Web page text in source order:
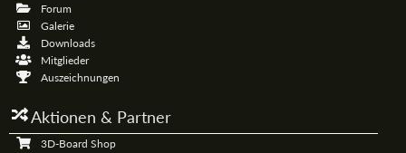
Forum
Galerie
Downloads
Mitglieder
Auszeichnungen
Aktionen & Partner
3D-Board Shop